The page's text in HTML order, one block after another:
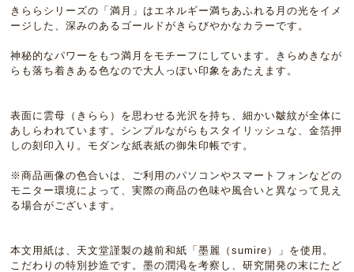
きららシリーズの「満月」はエネルギー満ちあふれる月の光をイメ
ージした、深みのあるゴールドがきらびやかなカラーです。
神秘的なパワーをもつ満月をモチーフにしています。きらめきなが
らも落ち着きある色なので大人っぽい印象をあたえます。
表面に雲母（きらら）を思わせる光沢を持ち、細かい皺紋が全体に
あしらわれています。シンプルながらもスタイリッシュな、金箔押
しの刻印入り。モダンな紙表紙の御朱印帳です。
※商品画像の色合いは、ご利用のパソコンやスマートフォンなどの
モニター環境によって、実際の商品の色味や風合いと異なって見え
る場合がございます。
本文用紙は、天文堂謹製の越前和紙「墨麗（sumire）」を使用。
こだわりの特別抄造です。墨の潤渇を考察し、研究開発の末にたど